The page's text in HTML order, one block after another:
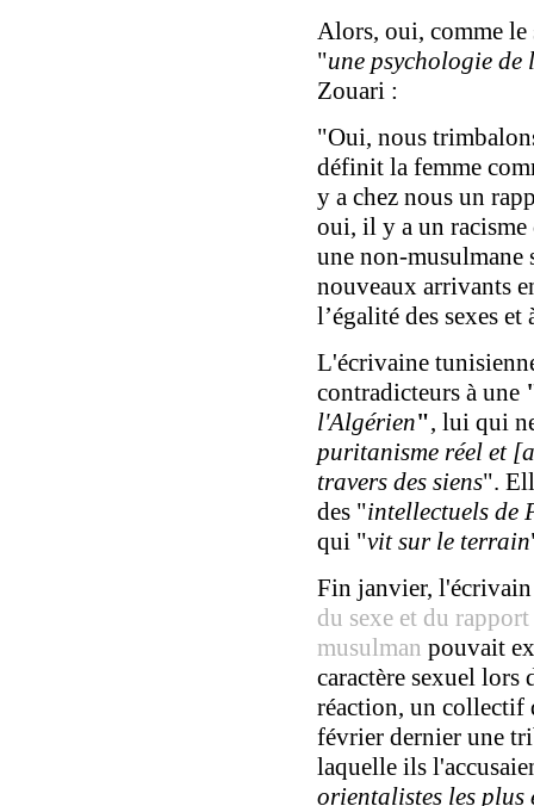
Alors, oui, comme
"une psychologie
Zouari :
"Oui, nous
définit la femme
y a chez nous un
oui, il y a un
une non-musulmane
nouveaux arrivants
l’égalité des sexes
L'écrivaine
contradicteurs à une
l'Algérien", lui qui
puritanisme réel et
travers des siens".
des "intellectuels de
qui "vit sur le terrain
Fin janvier,
du sexe et du
musulman pouvait
caractère sexuel
réaction, un collectif
février dernier une
laquelle ils
orientalistes les plus